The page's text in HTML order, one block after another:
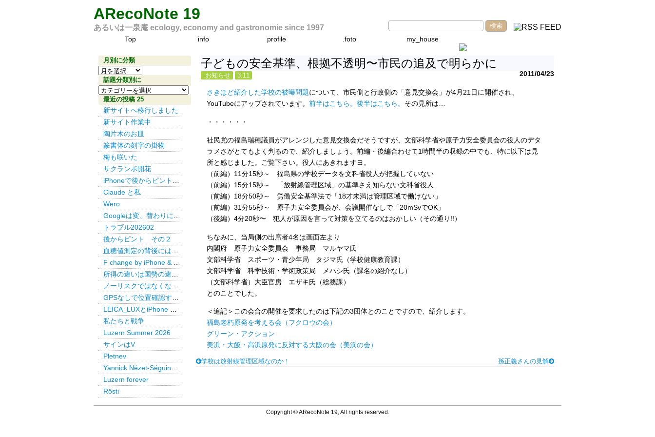
ARecoNote 19
あるいは一泉庵 ecology, economy and gastronomie since 1997
Top info profile .foto my_house
子どもの安全基準、根拠不透明〜市民の追及で明らかに
2011/04/23
.お知らせ 3.11
さきほど紹介した学校の被曝問題について、市民側と行政側の「意見交換会」が4月21日に開催され、
YouTubeにアップされています。前半はこちら。後半はこちら。 その見所は…
・・・・・・
社民党の福島瑞穂議員がアレンジした意見交換会だそうですが、文部科学省や原子力安全委員会の役人のデタ
ラメさがとてもよく判るので、紹介しましょう。前編・後編合わせて1時間半の収録の中でも、特に以下は見
所と感じました。ご覧下さい。役人にあきれますヨ。
（前編）11分15秒～ 福島県の学校データを文科省役人が把握していない
（前編）15分15秒～ 「放射線管理区域」の基準さえ知らない文科省役人
（前編）18分50秒～ 労働安全基準法で「18才未満は管理区域で働けない」
（前編）31分55秒～ 原子力安全委員会が、会議開催なしで「20mSvでOK」
（後編）4分20秒〜 犯人が原因を言って対策を立てるのはおかしい（その通り!!）
ちなみに、当局側の出席者4名は画面左より
内閣府 原子力安全委員会 事務局 マルヤマ氏
文部科学省 スポーツ・青少年局 タジマ氏（学校健康教育課）
文部科学省 科学技術・学術政策局 メハシ氏（課名の紹介なし）
（文部科学省）大臣官房 エザキ氏（総務課）
とのことでした。
＜追記＞この会合の開催を要求したのは下記の3団体とのことですので、紹介します。
福島老朽原発を考える会（フクロウの会）
グリーン・アクション
美浜・大飯・高浜原発に反対する大阪の会（美浜の会）
学校は放射線管理区域なのか！ 孫正義さんの見解
月別に分類
月
別
に
分
類
話題分類別に
話
題
分
類
別
に
最近の投稿 25
新サイトへ移行しました
新サイト作業中
陶片木のお皿
篆書体の刻字の掛物
梅も咲いた
サクランボ開花
Claude と私
Wero
トラブル202602
後からピント その２
私たちと戦争
Luzern Summer 2026
サインはV
Pletnev
Luzern forever
Rösti
Copyright © ARecoNote 19, All rights reserved.